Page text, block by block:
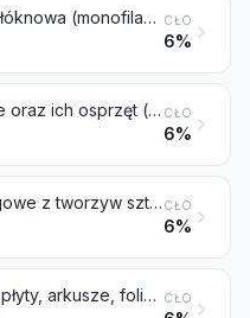
Przędza jednowłóknowa (monofilament), której dowolny wymiar przekroju poprzecznego przekracza 1 mm, pręty, pałeczki i kształtowniki profilowane, nawet obrobione powierzchniowo, ale nieobrobione inaczej, z tworzyw sztucznych CŁO
6%
Rury, rurki i węże oraz ich osprzęt (na przykład złącza, kolanka, kołnierze), z tworzyw sztucznych CŁO
6%
Pokrycia podłogowe z tworzyw sztucznych, nawet samoprzylepne, w rolkach lub w postaci płytek; pokrycia ścienne lub sufitowe, z tworzyw sztucznych, jak określono w uwadze 9 do niniejszego działu CŁO
6%
Samoprzylepne płyty, arkusze, folie, taśmy, pasy i inne płaskie kształty, z tworzyw sztucznych, nawet w rolkach CŁO